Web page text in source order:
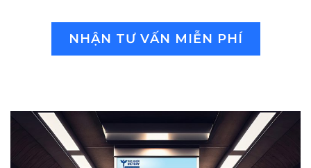
NHẬN TƯ VẤN MIỄN PHÍ